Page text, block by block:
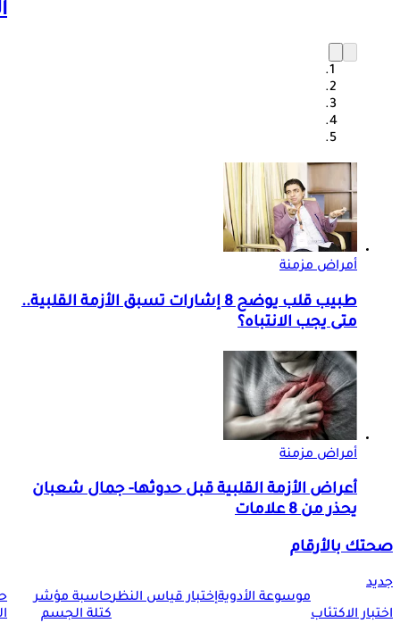
أمراض مزمنة
طبيب قلب يوضح 8 إشارات تسبق الأزمة القلبية..
متى يجب الانتباه؟
أمراض مزمنة
أعراض الأزمة القلبية قبل حدوثها- جمال شعبان
يحذر من 8 علامات
صحتك بالأرقام
جديد
اختبار الاكتئاب
موسوعة الأدويةإختبار قياس النظرحاسبة مؤشر
كتلة الجسم